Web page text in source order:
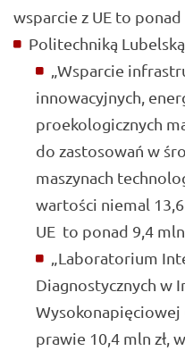
wsparcie z UE to ponad
Politechniką
„Wsparcie
innowacyjnych,
proekologicznych
do zastosowań w
maszynach
wartości niemal
UE to ponad 9,4 mln
„Laboratorium
Diagnostycznych w
Wysokonapięciowej
prawie 10,4 mln zł,